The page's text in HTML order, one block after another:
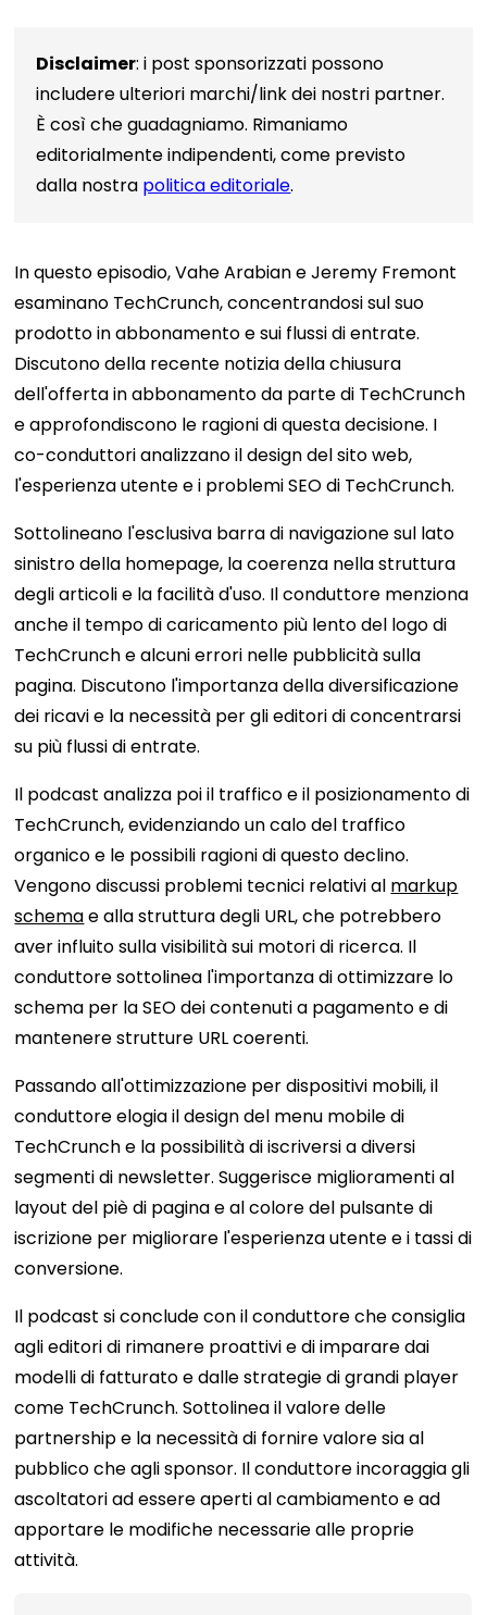
Disclaimer: i post sponsorizzati possono
includere ulteriori marchi/link dei nostri partner.
È così che guadagniamo. Rimaniamo
editorialmente indipendenti, come previsto
dalla nostra politica editoriale.
In questo episodio, Vahe Arabian e Jeremy Fremont
esaminano TechCrunch, concentrandosi sul suo
prodotto in abbonamento e sui flussi di entrate.
Discutono della recente notizia della chiusura
dell'offerta in abbonamento da parte di TechCrunch
e approfondiscono le ragioni di questa decisione. I
co-conduttori analizzano il design del sito web,
l'esperienza utente e i problemi SEO di TechCrunch.
Sottolineano l'esclusiva barra di navigazione sul lato
sinistro della homepage, la coerenza nella struttura
degli articoli e la facilità d'uso. Il conduttore menziona
anche il tempo di caricamento più lento del logo di
TechCrunch e alcuni errori nelle pubblicità sulla
pagina. Discutono l'importanza della diversificazione
dei ricavi e la necessità per gli editori di concentrarsi
su più flussi di entrate.
Il podcast analizza poi il traffico e il posizionamento di
TechCrunch, evidenziando un calo del traffico
organico e le possibili ragioni di questo declino.
Vengono discussi problemi tecnici relativi al markup
schemae alla struttura degli URL, che potrebbero
aver influito sulla visibilità sui motori di ricerca. Il
conduttore sottolinea l'importanza di ottimizzare lo
schema per la SEO dei contenuti a pagamento e di
mantenere strutture URL coerenti.
Passando all'ottimizzazione per dispositivi mobili, il
conduttore elogia il design del menu mobile di
TechCrunch e la possibilità di iscriversi a diversi
segmenti di newsletter. Suggerisce miglioramenti al
layout del piè di pagina e al colore del pulsante di
iscrizione per migliorare l'esperienza utente e i tassi di
conversione.
Il podcast si conclude con il conduttore che consiglia
agli editori di rimanere proattivi e di imparare dai
modelli di fatturato e dalle strategie di grandi player
come TechCrunch. Sottolinea il valore delle
partnership e la necessità di fornire valore sia al
pubblico che agli sponsor. Il conduttore incoraggia gli
ascoltatori ad essere aperti al cambiamento e ad
apportare le modifiche necessarie alle proprie
attività.